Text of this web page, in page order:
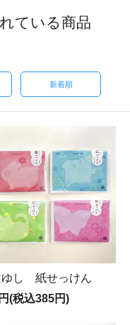
ている商品
新着順
ゆし 紙せっけん
(税込385円)